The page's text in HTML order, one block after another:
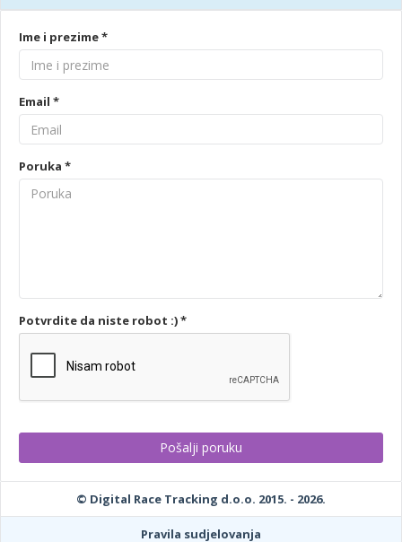
Ime i prezime *
Email *
Poruka *
Potvrdite da niste robot :) *
© Digital Race Tracking d.o.o. 2015. - 2026.
Pravila sudjelovanja